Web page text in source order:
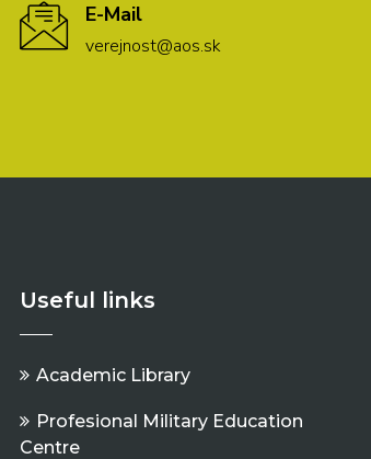
E-Mail
verejnost@aos.sk
Useful links
Academic Library
Profesional Military Education
Centre